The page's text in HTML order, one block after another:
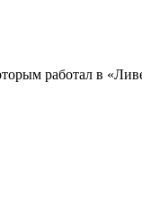
работал в